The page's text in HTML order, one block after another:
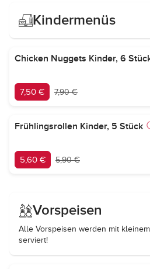
Kindermenüs
Chicken Nuggets Kinder, 6
7,50 € 7,90 €
Frühlingsrollen Kinder, 5 Stück
5,60 € 5,90 €
Vorspeisen
Alle Vorspeisen werden mit
serviert!